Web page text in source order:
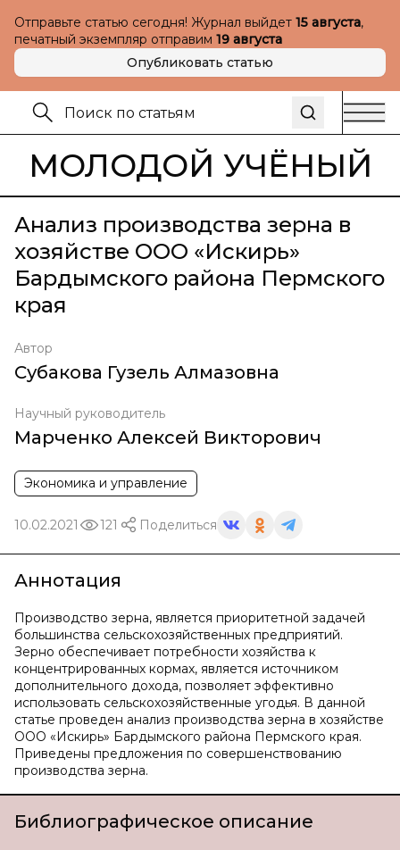
Отправьте статью сегодня! Журнал выйдет 15 августа,
печатный экземпляр отправим 19 августа
Опубликовать статью
МОЛОДОЙ УЧЁНЫЙ
Анализ производства зерна в
хозяйстве ООО «Искирь»
Бардымского района Пермского
края
Автор
Субакова Гузель Алмазовна
Научный руководитель
Марченко Алексей Викторович
Экономика и управление
10.02.2021 121 Поделиться
Аннотация
Производство зерна, является приоритетной задачей
большинства сельскохозяйственных предприятий.
Зерно обеспечивает потребности хозяйства к
концентрированных кормах, является источником
дополнительного дохода, позволяет эффективно
использовать сельскохозяйственные угодья. В данной
статье проведен анализ производства зерна в хозяйстве
ООО «Искирь» Бардымского района Пермского края.
Приведены предложения по совершенствованию
производства зерна.
Библиографическое описание